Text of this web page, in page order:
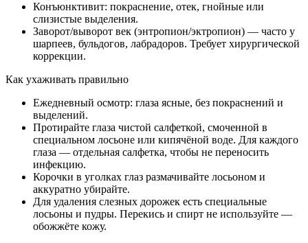
Конъюнктивит: покраснение, отек, гнойные или
слизистые выделения.
Заворот/выворот век (энтропион/эктропион) — часто у
шарпеев, бульдогов, лабрадоров. Требует хирургической
коррекции.
Как ухаживать правильно
Ежедневный осмотр: глаза ясные, без покраснений и
выделений.
Протирайте глаза чистой салфеткой, смоченной в
специальном лосьоне или кипячёной воде. Для каждого
глаза — отдельная салфетка, чтобы не переносить
инфекцию.
Корочки в уголках глаз размачивайте лосьоном и
аккуратно убирайте.
Для удаления слезных дорожек есть специальные
лосьоны и пудры. Перекись и спирт не используйте —
обожжёте кожу.